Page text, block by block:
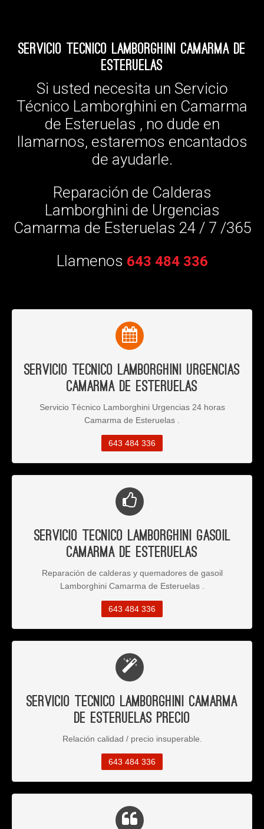
Servicio Tecnico Lamborghini Camarma de
Esteruelas
Si usted necesita un Servicio
Técnico Lamborghini en Camarma
de Esteruelas , no dude en
llamarnos, estaremos encantados
de ayudarle.
Reparación de Calderas
Lamborghini de Urgencias
Camarma de Esteruelas 24 / 7 /365
Llamenos 643 484 336
Servicio Tecnico Lamborghini Urgencias
Camarma de Esteruelas
Servicio Técnico Lamborghini Urgencias 24 horas
Camarma de Esteruelas .
643 484 336
Servicio Tecnico Lamborghini Gasoil
Camarma de Esteruelas
Reparación de calderas y quemadores de gasoil
Lamborghini Camarma de Esteruelas .
643 484 336
Servicio Tecnico Lamborghini Camarma
de Esteruelas Precio
Relación calidad / precio insuperable.
643 484 336